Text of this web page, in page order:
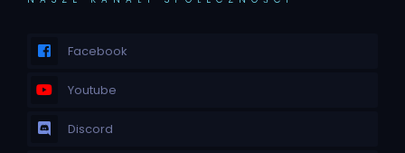
Facebook
Youtube
Discord